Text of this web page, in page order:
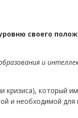
своего
и
который
и необходимой